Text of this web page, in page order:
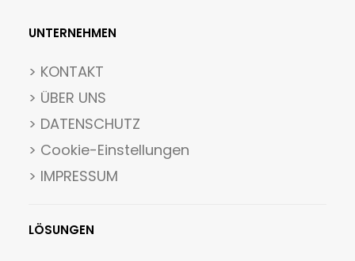
UNTERNEHMEN
> KONTAKT
> ÜBER UNS
> DATENSCHUTZ
> Cookie-Einstellungen
> IMPRESSUM
LÖSUNGEN